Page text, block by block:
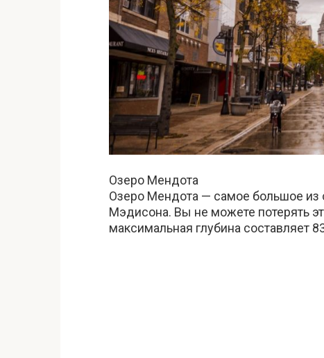
Озеро Мендота
Озеро Мендота — самое большое из
Мэдисона. Вы не можете потерять
максимальная глубина составляет